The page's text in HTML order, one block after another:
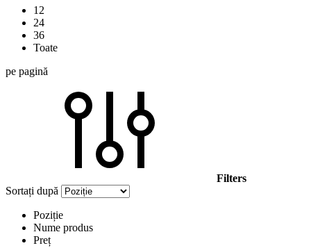
12
24
36
Toate
pe pagină
Filters
Sortați după
Poziție
Nume produs
Preț